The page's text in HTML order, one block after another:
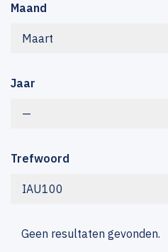
Maand
Maart
Jaar
—
Trefwoord
IAU100
Geen resultaten gevonden.